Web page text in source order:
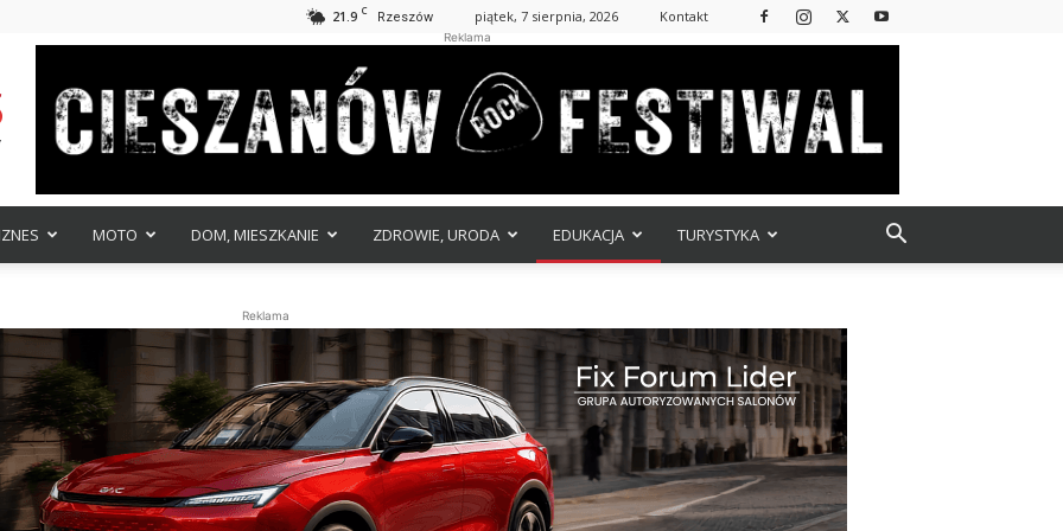
21.9 C Rzeszów piątek, 7 sierpnia, 2026 Kontakt
Reklama
MOTO DOM, MIESZKANIE ZDROWIE, URODA EDUKACJA TURYSTYKA
Reklama